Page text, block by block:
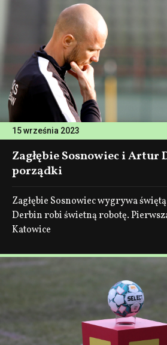
15 września 2023
Zagłębie Sosnowiec i Artur
porządki
Zagłębie Sosnowiec wygrywa
Derbin robi świetną robotę.
Katowice